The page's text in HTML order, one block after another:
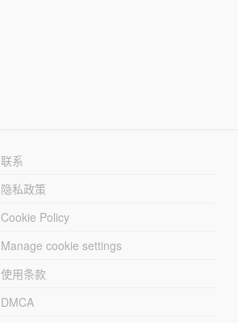
联系
隐私政策
Cookie Policy
Manage cookie settings
使用条款
DMCA